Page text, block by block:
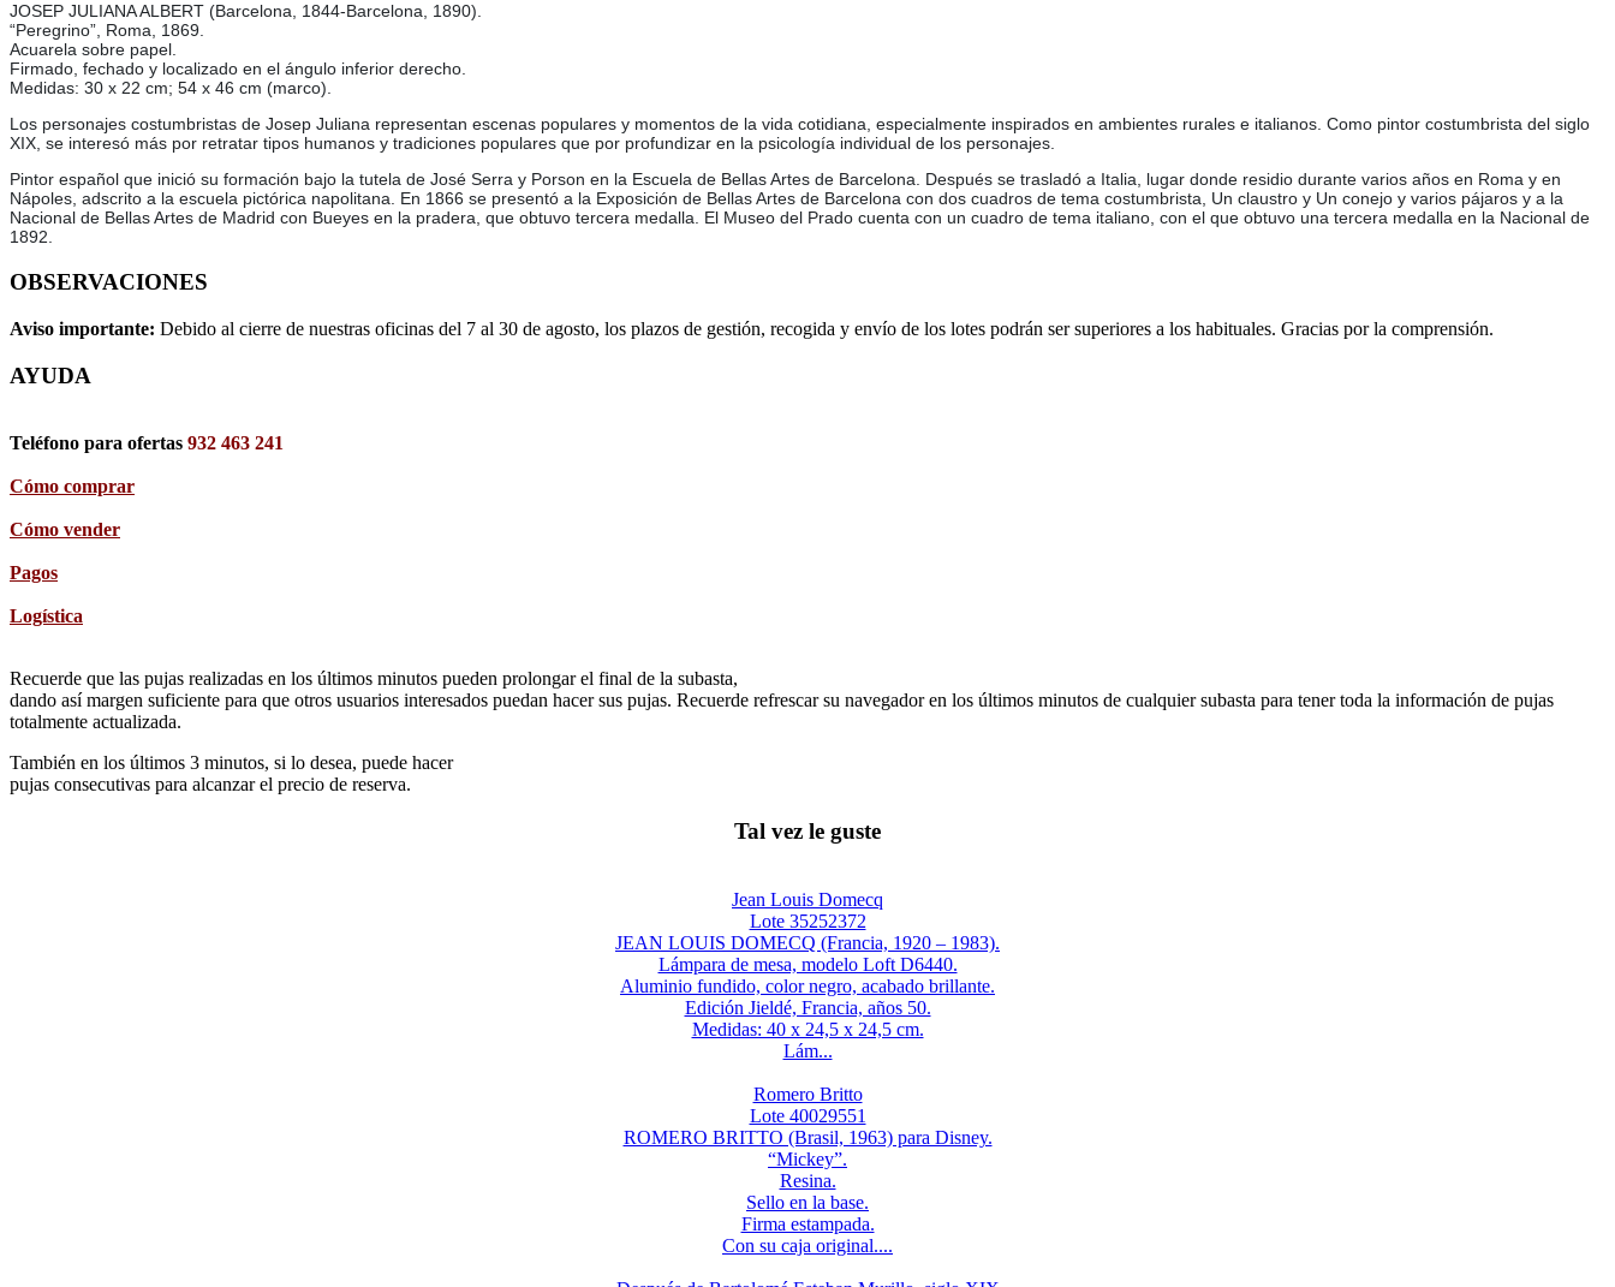
JOSEP JULIANA ALBERT (Barcelona, 1844-Barcelona, 1890).
“Peregrino”, Roma, 1869.
Acuarela sobre papel.
Firmado, fechado y localizado en el ángulo inferior derecho.
Medidas: 30 x 22 cm; 54 x 46 cm (marco).
Los personajes costumbristas de Josep Juliana representan escenas populares y momentos de la vida cotidiana, especialmente inspirados en ambientes rurales e italianos. Como pintor costumbrista del siglo
XIX, se interesó más por retratar tipos humanos y tradiciones populares que por profundizar en la psicología individual de los personajes.
Pintor español que inició su formación bajo la tutela de José Serra y Porson en la Escuela de Bellas Artes de Barcelona. Después se trasladó a Italia, lugar donde residio durante varios años en Roma y en
Nápoles, adscrito a la escuela pictórica napolitana. En 1866 se presentó a la Exposición de Bellas Artes de Barcelona con dos cuadros de tema costumbrista, Un claustro y Un conejo y varios pájaros y a la
Nacional de Bellas Artes de Madrid con Bueyes en la pradera, que obtuvo tercera medalla. El Museo del Prado cuenta con un cuadro de tema italiano, con el que obtuvo una tercera medalla en la Nacional de
1892.
OBSERVACIONES
Aviso importante: Debido al cierre de nuestras oficinas del 7 al 30 de agosto, los plazos de gestión, recogida y envío de los lotes podrán ser superiores a los habituales. Gracias por la comprensión.
AYUDA
Teléfono para ofertas 932 463 241
Cómo comprar
Cómo vender
Pagos
Logística
Recuerde que las pujas realizadas en los últimos minutos pueden prolongar el final de la subasta,
dando así margen suficiente para que otros usuarios interesados puedan hacer sus pujas. Recuerde refrescar su navegador en los últimos minutos de cualquier subasta para tener toda la información de pujas
totalmente actualizada.
También en los últimos 3 minutos, si lo desea, puede hacer
pujas consecutivas para alcanzar el precio de reserva.
Tal vez le guste
Jean Louis Domecq
Lote 35252372
JEAN LOUIS DOMECQ (Francia, 1920 – 1983).
Lámpara de mesa, modelo Loft D6440.
Aluminio fundido, color negro, acabado brillante.
Edición Jieldé, Francia, años 50.
Medidas: 40 x 24,5 x 24,5 cm.
Lám...
Romero Britto
Lote 40029551
ROMERO BRITTO (Brasil, 1963) para Disney.
“Mickey”.
Resina.
Sello en la base.
Firma estampada.
Con su caja original....